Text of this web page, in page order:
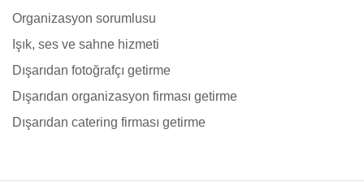
Organizasyon sorumlusu
Işık, ses ve sahne hizmeti
Dışarıdan fotoğrafçı getirme
Dışarıdan organizasyon firması getirme
Dışarıdan catering firması getirme